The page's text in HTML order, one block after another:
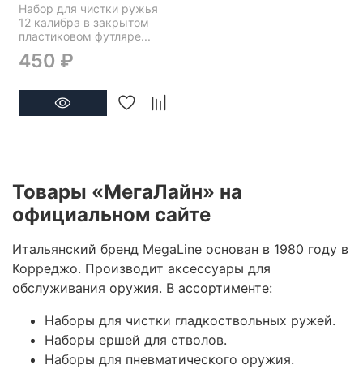
Набор для чистки ружья
12 калибра в закрытом
пластиковом футляре...
450 ₽
Товары «МегаЛайн» на
официальном сайте
Итальянский бренд MegaLine основан в 1980 году в
Корреджо. Производит аксессуары для
обслуживания оружия. В ассортименте:
Наборы для чистки гладкоствольных ружей.
Наборы ершей для стволов.
Наборы для пневматического оружия.